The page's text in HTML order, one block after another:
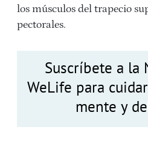
los músculos del trapecio
pectorales.
Suscríbete a la
WeLife para
mente y